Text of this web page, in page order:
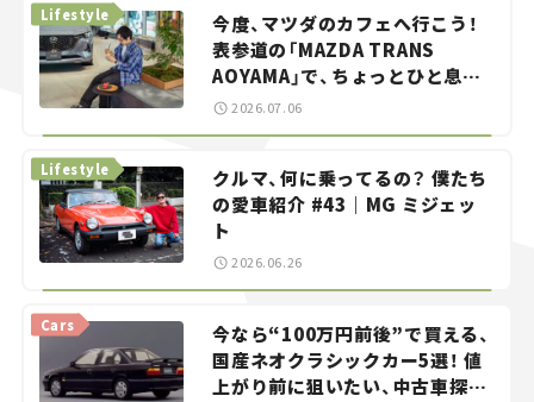
今度、マツダのカフェへ行こう！
表参道の「MAZDA TRANS
AOYAMA」で、ちょっとひと息。
——連載｜CCGとクルマでどうす
Lifestyle
2026.07.06
クルマ、何に乗ってるの？ 僕たち
の愛車紹介 #43｜MG ミジェッ
ト
Lifestyle
2026.06.26
今なら“100万円前後”で買える、
国産ネオクラシックカー5選！ 値
上がり前に狙いたい、中古車探し
Cars